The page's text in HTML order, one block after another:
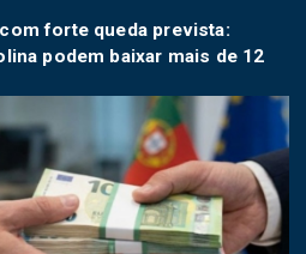
forte queda prevista:
podem baixar mais de 12